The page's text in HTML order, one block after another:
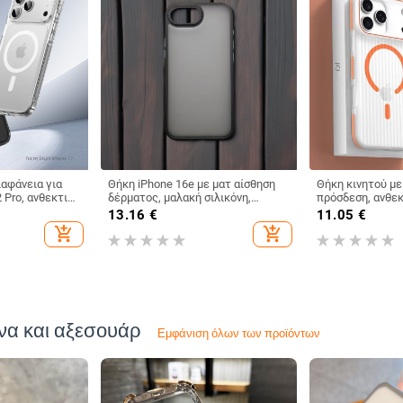
για
ανθεκτική
υφή
add_shopping_cart
Θήκη iPhone 16e με ματ αίσθηση
δέρματος, μαλακή σιλικόνη,
TPU+PC, ημιδιαφανής, προστασία
13.16 €
add_shopping_cart
Θήκη κινητού
πρόσδεση,
πτώσεις,
θερμότητας,
σειρά iPhone
11.05 €
και αξεσουάρ Εμφάνιση όλων των προϊόντων